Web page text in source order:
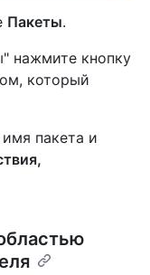
Пакеты.
нажмите кнопку
который
пакета и